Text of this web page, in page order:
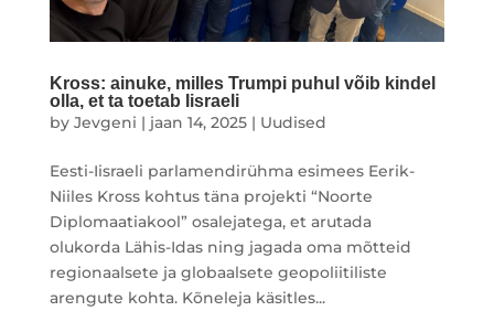
Kross: ainuke, milles Trumpi puhul võib kindel
olla, et ta toetab Iisraeli
by Jevgeni | jaan 14, 2025| Uudised
Eesti-Iisraeli parlamendirühma esimees Eerik-
Niiles Kross kohtus täna projekti “Noorte
Diplomaatiakool” osalejatega, et arutada
olukorda Lähis-Idas ning jagada oma mõtteid
regionaalsete ja globaalsete geopoliitiliste
arengute kohta. Kõneleja käsitles...